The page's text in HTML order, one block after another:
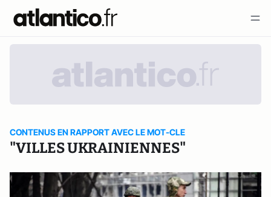
CONTENUS EN RAPPORT AVEC LE MOT-CLE
"VILLES UKRAINIENNES"